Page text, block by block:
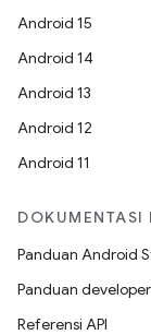
Android 15
Android 14
Android 13
Android 12
Android 11
Panduan Android
Panduan developer
Referensi API